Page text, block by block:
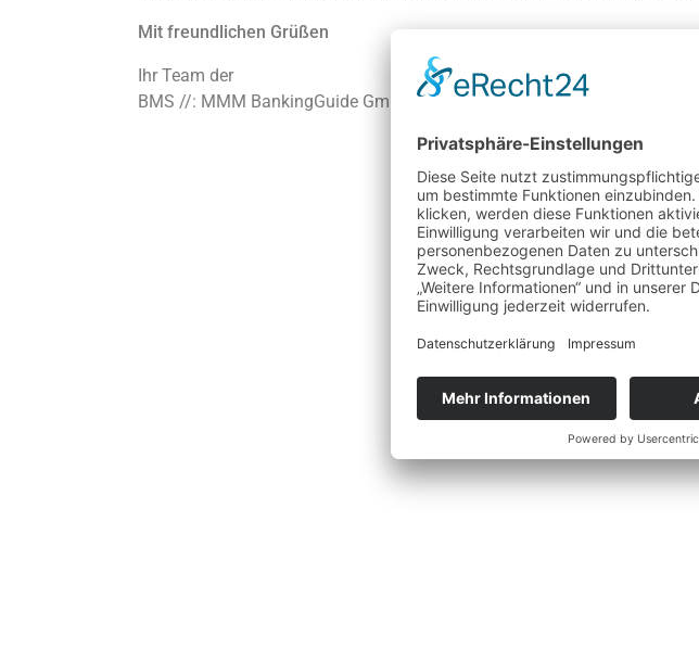
Mit freundlichen Grüßen
Ihr Team der
BMS //: MMM BankingGuide GmbH